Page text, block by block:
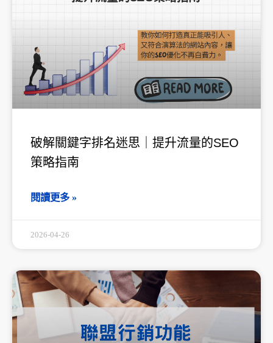
破解關鍵字排名迷思｜提升流量的SEO
策略指南
閱讀更多 »
2026-04-26